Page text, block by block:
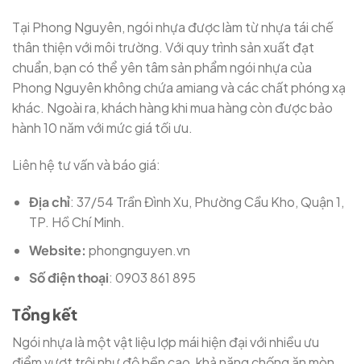
Tại Phong Nguyên, ngói nhựa được làm từ nhựa tái chế
thân thiện với môi trường. Với quy trình sản xuất đạt
chuẩn, bạn có thể yên tâm sản phẩm ngói nhựa của
Phong Nguyên không chứa amiang và các chất phóng xạ
khác. Ngoài ra, khách hàng khi mua hàng còn được bảo
hành 10 năm với mức giá tối ưu.
Liên hệ tư vấn và báo giá:
Địa chỉ: 37/54 Trần Đình Xu, Phường Cầu Kho, Quận 1,
TP. Hồ Chí Minh.
Website: phongnguyen.vn
Số điện thoại: 0903 861 895
Tổng kết
Ngói nhựa là một vật liệu lợp mái hiện đại với nhiều ưu